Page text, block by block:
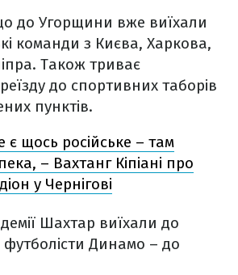
до Угорщини вже виїхали
команди з Києва, Харкова,
Також триває
до спортивних таборів
пунктів.
є щось російське – там
– Вахтанг Кіпіані про
у Чернігові
Шахтар виїхали до
футболісти Динамо – до